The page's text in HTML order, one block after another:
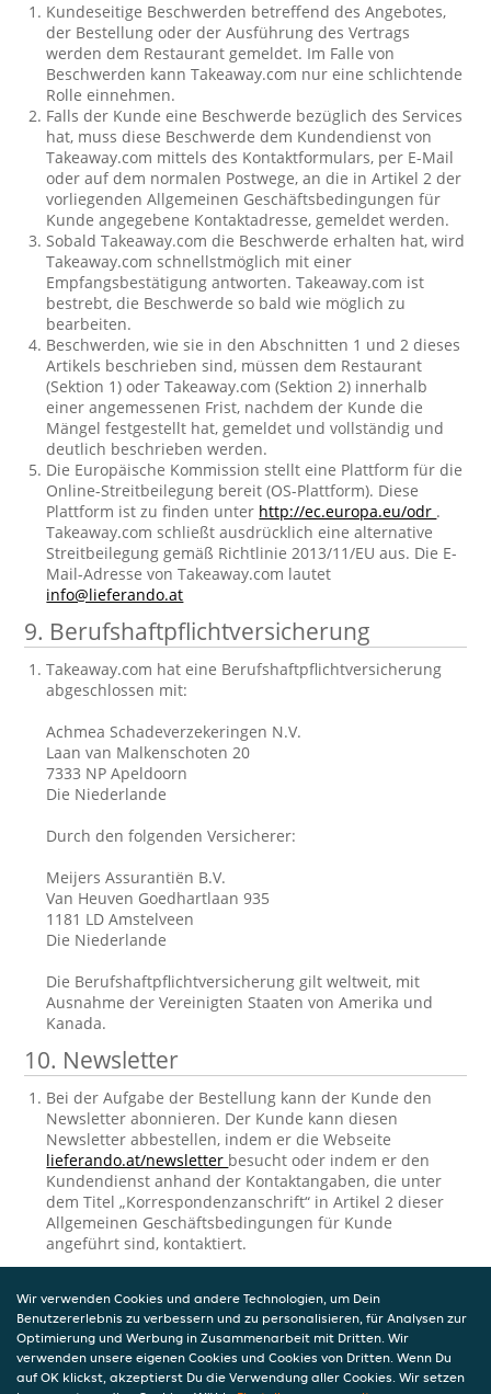
Kundeseitige Beschwerden betreffend des Angebotes,
der Bestellung oder der Ausführung des Vertrags
werden dem Restaurant gemeldet. Im Falle von
Beschwerden kann Takeaway.com nur eine schlichtende
Rolle einnehmen.
Falls der Kunde eine Beschwerde bezüglich des Services
hat, muss diese Beschwerde dem Kundendienst von
Takeaway.com mittels des Kontaktformulars, per E-Mail
oder auf dem normalen Postwege, an die in Artikel 2 der
vorliegenden Allgemeinen Geschäftsbedingungen für
Kunde angegebene Kontaktadresse, gemeldet werden.
Sobald Takeaway.com die Beschwerde erhalten hat, wird
Takeaway.com schnellstmöglich mit einer
Empfangsbestätigung antworten. Takeaway.com ist
bestrebt, die Beschwerde so bald wie möglich zu
bearbeiten.
Beschwerden, wie sie in den Abschnitten 1 und 2 dieses
Artikels beschrieben sind, müssen dem Restaurant
(Sektion 1) oder Takeaway.com (Sektion 2) innerhalb
einer angemessenen Frist, nachdem der Kunde die
Mängel festgestellt hat, gemeldet und vollständig und
deutlich beschrieben werden.
Die Europäische Kommission stellt eine Plattform für die
Online-Streitbeilegung bereit (OS-Plattform). Diese
Plattform ist zu finden unter http://ec.europa.eu/odr .
Takeaway.com schließt ausdrücklich eine alternative
Streitbeilegung gemäß Richtlinie 2013/11/EU aus. Die E-
Mail-Adresse von Takeaway.com lautet
info@lieferando.at
9. Berufshaftpflichtversicherung
Takeaway.com hat eine Berufshaftpflichtversicherung
abgeschlossen mit:
Achmea Schadeverzekeringen N.V.
Laan van Malkenschoten 20
7333 NP Apeldoorn
Die Niederlande
Durch den folgenden Versicherer:
Meijers Assurantiën B.V.
Van Heuven Goedhartlaan 935
1181 LD Amstelveen
Die Niederlande
Die Berufshaftpflichtversicherung gilt weltweit, mit
Ausnahme der Vereinigten Staaten von Amerika und
Kanada.
10. Newsletter
Bei der Aufgabe der Bestellung kann der Kunde den
Newsletter abonnieren. Der Kunde kann diesen
Newsletter abbestellen, indem er die Webseite
lieferando.at/newsletter besucht oder indem er den
Kundendienst anhand der Kontaktangaben, die unter
dem Titel „Korrespondenzanschrift“ in Artikel 2 dieser
Allgemeinen Geschäftsbedingungen für Kunde
angeführt sind, kontaktiert.
gespeicherten personenbezogenen
Daten
Takeaway.com verarbeitet personenbezogene Daten in
Wir verwenden Cookies und andere Technologien, um Dein
Benutzererlebnis zu verbessern und zu personalisieren, für Analysen zur
Optimierung und Werbung in Zusammenarbeit mit Dritten. Wir
verwenden unsere eigenen Cookies und Cookies von Dritten. Wenn Du
auf OK klickst, akzeptierst Du die Verwendung aller Cookies. Wir setzen